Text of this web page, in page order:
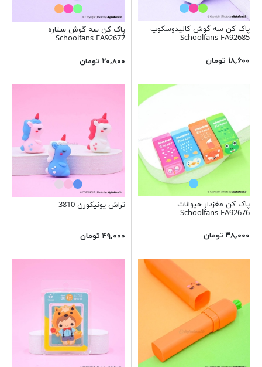
پاک کن سه گوش کالیدوسکوپ
Schoolfans FA92685
۱۸,۶۰۰ تومان
پاک کن سه گوش ستاره
Schoolfans FA92677
۲۰,۸۰۰ تومان
پاک کن مغزدار حیوانات
Schoolfans FA92676
۳۸,۰۰۰ تومان
تراش یونیکورن 3810
۴۹,۰۰۰ تومان